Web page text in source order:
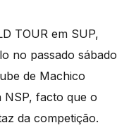
TOUR em SUP,
no passado sábado
de Machico
NSP, facto que o
da competição.